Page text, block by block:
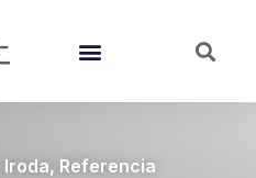
Iroda, Referencia